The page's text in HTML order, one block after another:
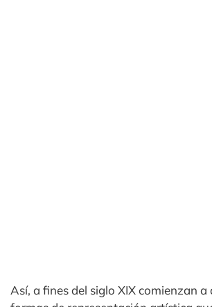
Así, a fines del siglo XIX comienzan